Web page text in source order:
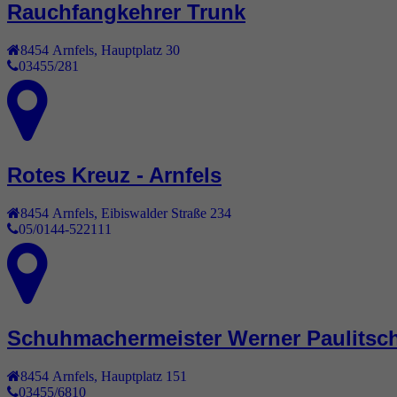
Rauchfangkehrer Trunk
8454 Arnfels Hauptplatz 30
03455/281
Rotes Kreuz - Arnfels
8454 Arnfels Eibiswalder Straße 234
05/0144-522111
Schuhmachermeister Werner
8454 Arnfels Hauptplatz 151
03455/6810